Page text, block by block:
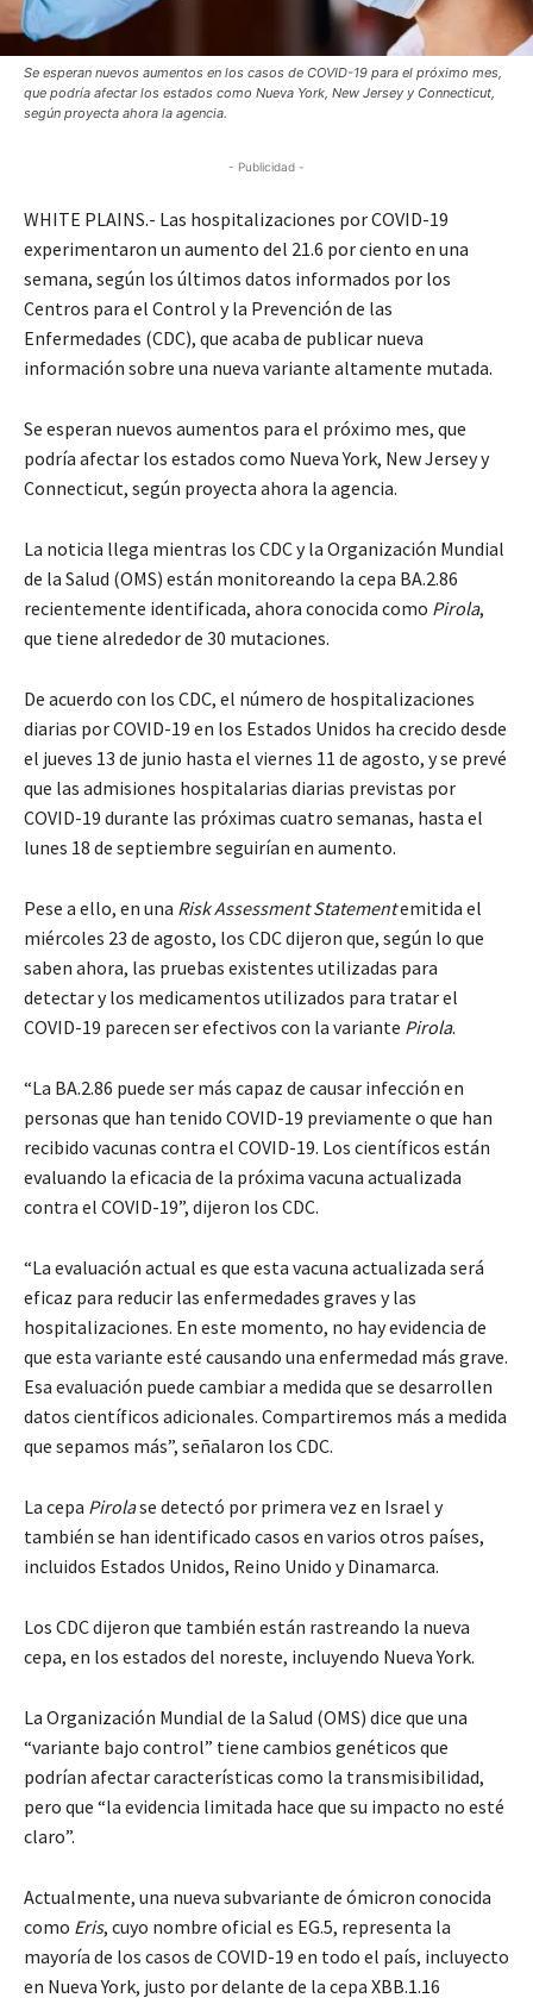
Se esperan nuevos aumentos en los casos de COVID-19 para el próximo mes,
que podría afectar los estados como Nueva York, New Jersey y Connecticut,
según proyecta ahora la agencia.
- Publicidad -
WHITE PLAINS.- Las hospitalizaciones por COVID-19
experimentaron un aumento del 21.6 por ciento en una
semana, según los últimos datos informados por los
Centros para el Control y la Prevención de las
Enfermedades (CDC), que acaba de publicar nueva
información sobre una nueva variante altamente mutada.
Se esperan nuevos aumentos para el próximo mes, que
podría afectar los estados como Nueva York, New Jersey y
Connecticut, según proyecta ahora la agencia.
La noticia llega mientras los CDC y la Organización Mundial
de la Salud (OMS) están monitoreando la cepa BA.2.86
recientemente identificada, ahora conocida como Pirola,
que tiene alrededor de 30 mutaciones.
De acuerdo con los CDC, el número de hospitalizaciones
diarias por COVID-19 en los Estados Unidos ha crecido desde
el jueves 13 de junio hasta el viernes 11 de agosto, y se prevé
que las admisiones hospitalarias diarias previstas por
COVID-19 durante las próximas cuatro semanas, hasta el
lunes 18 de septiembre seguirían en aumento.
Pese a ello, en una Risk Assessment Statementemitida el
miércoles 23 de agosto, los CDC dijeron que, según lo que
saben ahora, las pruebas existentes utilizadas para
detectar y los medicamentos utilizados para tratar el
COVID-19 parecen ser efectivos con la variante Pirola.
“La BA.2.86 puede ser más capaz de causar infección en
personas que han tenido COVID-19 previamente o que han
recibido vacunas contra el COVID-19. Los científicos están
evaluando la eficacia de la próxima vacuna actualizada
contra el COVID-19”, dijeron los CDC.
“La evaluación actual es que esta vacuna actualizada será
eficaz para reducir las enfermedades graves y las
hospitalizaciones. En este momento, no hay evidencia de
que esta variante esté causando una enfermedad más grave.
Esa evaluación puede cambiar a medida que se desarrollen
datos científicos adicionales. Compartiremos más a medida
que sepamos más”, señalaron los CDC.
La cepa Pirolase detectó por primera vez en Israel y
también se han identificado casos en varios otros países,
incluidos Estados Unidos, Reino Unido y Dinamarca.
Los CDC dijeron que también están rastreando la nueva
cepa, en los estados del noreste, incluyendo Nueva York.
La Organización Mundial de la Salud (OMS) dice que una
“variante bajo control” tiene cambios genéticos que
podrían afectar características como la transmisibilidad,
pero que “la evidencia limitada hace que su impacto no esté
claro”.
Actualmente, una nueva subvariante de ómicron conocida
como Eris, cuyo nombre oficial es EG.5, representa la
mayoría de los casos de COVID-19 en todo el país, incluyecto
en Nueva York, justo por delante de la cepa XBB.1.16